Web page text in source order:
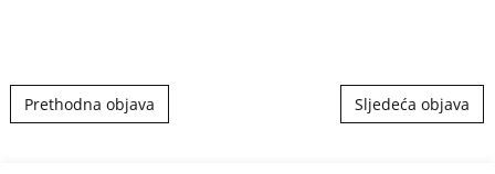
Post navigation
Prethodna objava Sljedeća objava